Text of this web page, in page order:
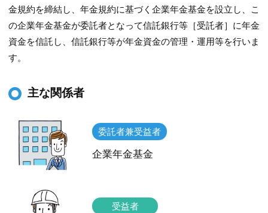
金規約を締結し、年金規約に基づく企業年金基金を設立し、こ
の企業年金基金が委託者となって信託銀行等［受託者］に年金
資金を信託し、信託銀行等が年金資金の管理・運用等を行いま
す。
主な関係者
委託者兼受益者
企業年金基金
受益者